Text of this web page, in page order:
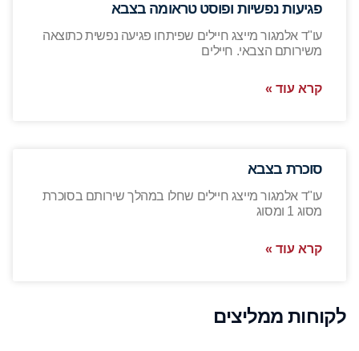
פגיעות נפשיות ופוסט טראומה בצבא
עו"ד אלמגור מייצג חיילים שפיתחו פגיעה נפשית כתוצאה
משירותם הצבאי. חיילים
קרא עוד »
סוכרת בצבא
עו"ד אלמגור מייצג חיילים שחלו במהלך שירותם בסוכרת
מסוג 1 ומסוג
קרא עוד »
לקוחות ממליצים